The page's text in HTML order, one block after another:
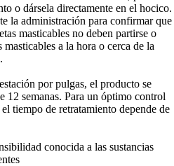
o dársela directamente en el hocico.
la administración para confirmar que
masticables no deben partirse o
a la hora o cerca de la
por pulgas, el producto se
12 semanas. Para un óptimo control
tiempo de retratamiento depende de
conocida a las sustancias